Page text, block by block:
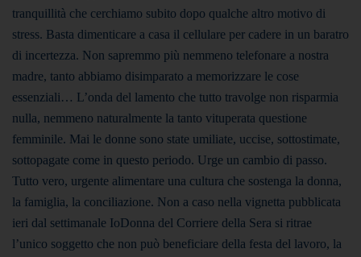
tranquillità che cerchiamo subito dopo qualche altro motivo di
stress. Basta dimenticare a casa il cellulare per cadere in un baratro
di incertezza. Non sapremmo più nemmeno telefonare a nostra
madre, tanto abbiamo disimparato a memorizzare le cose
essenziali… L’onda del lamento che tutto travolge non risparmia
nulla, nemmeno naturalmente la tanto vituperata questione
femminile. Mai le donne sono state umiliate, uccise, sottostimate,
sottopagate come in questo periodo. Urge un cambio di passo.
Tutto vero, urgente alimentare una cultura che sostenga la donna,
la famiglia, la conciliazione. Non a caso nella vignetta pubblicata
ieri dal settimanale IoDonna del Corriere della Sera si ritrae
l’unico soggetto che non può beneficiare della festa del lavoro, la